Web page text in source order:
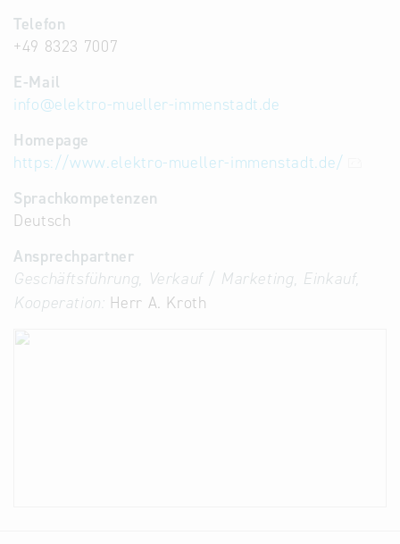
Telefon
+49 8323 7007
E-Mail
info@elektro-mueller-immenstadt.de
Homepage
https://www.elektro-mueller-immenstadt.de/
Sprachkompetenzen
Deutsch
Ansprechpartner
Geschäftsführung, Verkauf / Marketing, Einkauf,
Kooperation: Herr A. Kroth